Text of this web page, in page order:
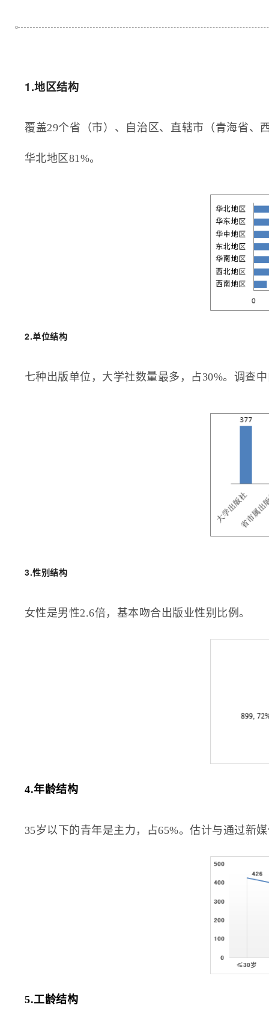
1.地区结构
覆盖29个省（市）、自治区、直辖市（青海省、
华北地区81%。
2.单位结构
七种出版单位，大学社数量最多，占30%。 调查
3.性别结构
女性是男性2.6倍，基本吻合出版业性别比例。
4.年龄结构
35岁以下的青年是主力，占65%。估计与通过新
5.工龄结构